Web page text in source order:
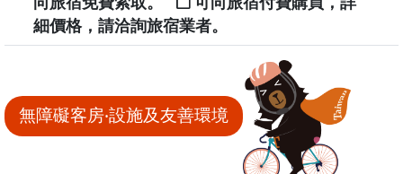
細價格，請洽詢旅宿業者。
無障礙客房‧設施及友善環境